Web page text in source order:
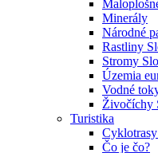
Minerály
Národné
Rastliny
Stromy
Územia
Vodné
Živočíchy
Turistika
Čo je čo?